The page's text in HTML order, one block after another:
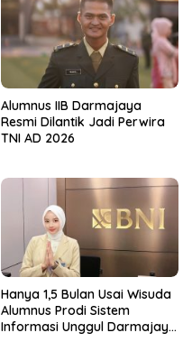
Alumnus IIB Darmajaya
Resmi Dilantik Jadi Perwira
TNI AD 2026
Hanya 1,5 Bulan Usai Wisuda
Alumnus Prodi Sistem
Informasi Unggul Darmajaya